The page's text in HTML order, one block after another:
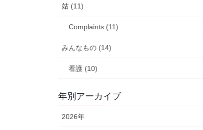
姑 (11)
Complaints (11)
みんなもの (14)
看護 (10)
年別アーカイブ
2026年